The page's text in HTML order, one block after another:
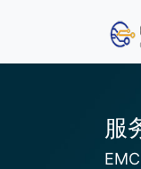
服